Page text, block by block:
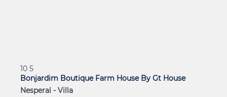
10 5
Bonjardim Boutique Farm House By Gt House
Nesperal - Villa